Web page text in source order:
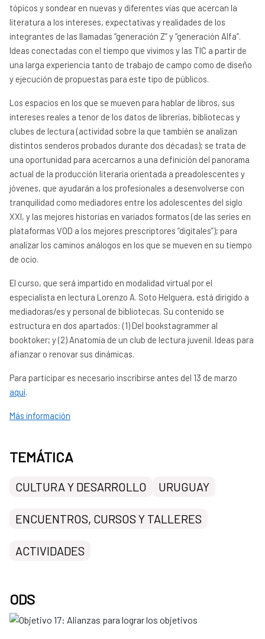
tópicos y sondear en nuevas y diferentes vías que acercan la
literatura a los intereses, expectativas y realidades de los
integrantes de las llamadas “generación Z” y “generación Alfa”.
Ideas conectadas con el tiempo que vivimos y las TIC a partir de
una larga experiencia tanto de trabajo de campo como de diseño
y ejecución de propuestas para este tipo de públicos.
Los espacios en los que se mueven para hablar de libros, sus
intereses reales a tenor de los datos de librerías, bibliotecas y
clubes de lectura (actividad sobre la que también se analizan
distintos senderos probados durante dos décadas); se trata de
una oportunidad para acercarnos a una definición del panorama
actual de la producción literaria orientada a preadolescentes y
jóvenes, que ayudarán a los profesionales a desenvolverse con
tranquilidad como mediadores entre los adolescentes del siglo
XXI, y las mejores historias en variados formatos (de las series en
plataformas VOD a los mejores prescriptores “digitales”); para
analizar los caminos análogos en los que se mueven en su tiempo
de ocio.
El curso, que será impartido en modalidad virtual por el
especialista en lectura Lorenzo A. Soto Helguera, está dirigido a
mediadoras/es y personal de bibliotecas. Su contenido se
estructura en dos apartados: (1) Del bookstagrammer al
booktoker; y (2) Anatomía de un club de lectura juvenil. Ideas para
afianzar o renovar sus dinámicas.
Para participar es necesario inscribirse antes del 13 de marzo
aquí.
Más información
TEMÁTICA
CULTURA Y DESARROLLO URUGUAY
ENCUENTROS, CURSOS Y TALLERES
ACTIVIDADES
ODS